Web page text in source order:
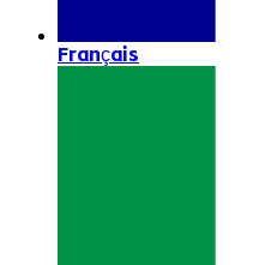
Français